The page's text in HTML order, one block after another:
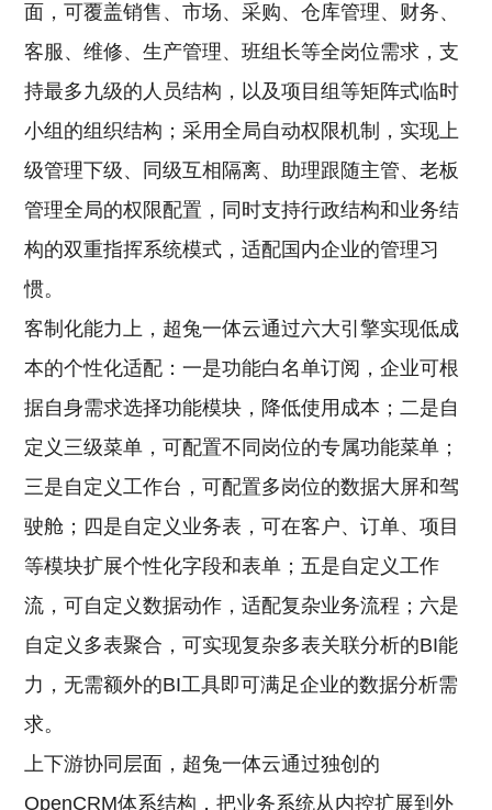
面，可覆盖销售、市场、采购、仓库管理、财务、
客服、维修、生产管理、班组长等全岗位需求，支
持最多九级的人员结构，以及项目组等矩阵式临时
小组的组织结构；采用全局自动权限机制，实现上
级管理下级、同级互相隔离、助理跟随主管、老板
管理全局的权限配置，同时支持行政结构和业务结
构的双重指挥系统模式，适配国内企业的管理习
惯。
客制化能力上，超兔一体云通过六大引擎实现低成
本的个性化适配：一是功能白名单订阅，企业可根
据自身需求选择功能模块，降低使用成本；二是自
定义三级菜单，可配置不同岗位的专属功能菜单；
三是自定义工作台，可配置多岗位的数据大屏和驾
驶舱；四是自定义业务表，可在客户、订单、项目
等模块扩展个性化字段和表单；五是自定义工作
流，可自定义数据动作，适配复杂业务流程；六是
自定义多表聚合，可实现复杂多表关联分析的BI能
力，无需额外的BI工具即可满足企业的数据分析需
求。
上下游协同层面，超兔一体云通过独创的
OpenCRM体系结构，把业务系统从内控扩展到外